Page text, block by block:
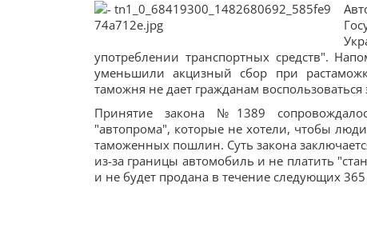
употреблении транспортных средств".
уменьшили акцизный сбор при
таможня не дает гражданам
Принятие закона №1389
"автопрома", которые не хотели, чтобы
таможенных пошлин. Суть закона
из-за границы автомобиль и не платить
и не будет продана в течение следующих